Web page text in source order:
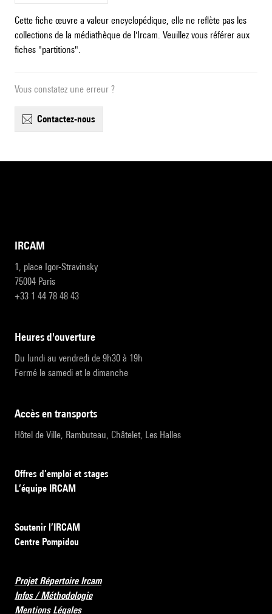
Cette fiche œuvre a valeur encyclopédique, elle ne reflète pas les
collections de la médiathèque de l'Ircam. Veuillez vous référer aux
fiches "partitions".
Vous constatez une erreur ?
contactez-nous
IRCAM
1, place Igor-Stravinsky
75004 Paris
+33 1 44 78 48 43
heures d'ouverture
Du lundi au vendredi de 9h30 à 19h
Fermé le samedi et le dimanche
accès en transports
Hôtel de Ville, Rambuteau, Châtelet, Les Halles
Offres d’emploi et stages
L’équipe IRCAM
Soutenir l’IRCAM
Centre Pompidou
Projet Répertoire Ircam
Infos / Méthodologie
Mentions Légales